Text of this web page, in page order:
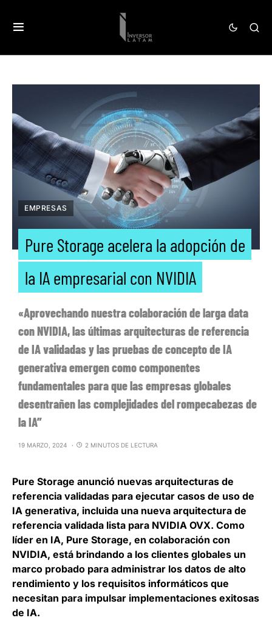
EMPRESAS
Pure Storage acelera la adopción de
la IA empresarial con NVIDIA
«Aprovechando nuestra colaboración de larga data
con NVIDIA, las últimas arquitecturas de referencia
de IA validadas y las pruebas de concepto de IA
generativa emergen como componentes
fundamentales para que las empresas globales
desentrañen las complejidades del rompecabezas de
la IA”
19 MARZO, 2024 2 MINUTOS DE LECTURA
Pure Storage anunció nuevas arquitecturas de
referencia validadas para ejecutar casos de uso de
IA generativa, incluida una nueva arquitectura de
referencia validada lista para NVIDIA OVX. Como
líder en IA, Pure Storage, en colaboración con
NVIDIA, está brindando a los clientes globales un
marco probado para administrar los datos de alto
rendimiento y los requisitos informáticos que
necesitan para impulsar implementaciones exitosas
de IA.